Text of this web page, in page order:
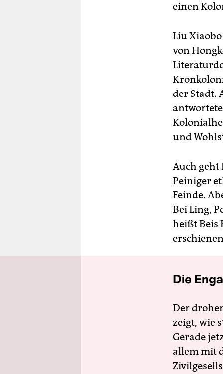
einen
Liu
von
der Stadt.
und
Auch geht
Peiniger
Feinde.
Bei Ling,
heißt Beis
Die
Der
zeigt, wie
Gerade
allem mit